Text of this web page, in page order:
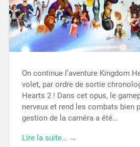
On continue l’aventure Kingdom
volet, par ordre de sortie
Hearts 2 ! Dans cet opus, le
nerveux et rend les combats bien
gestion de la caméra a été…
Lire la suite… →